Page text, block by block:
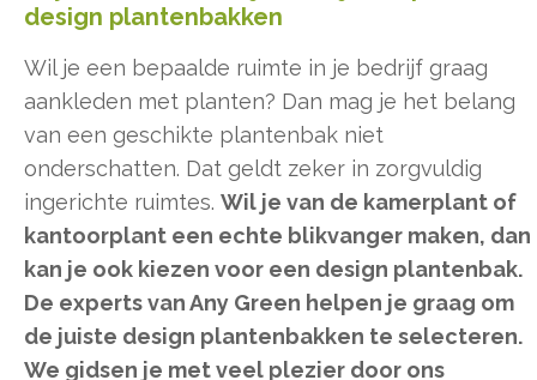
design plantenbakken
Wil je een bepaalde ruimte in je bedrijf graag
aankleden met planten? Dan mag je het belang
van een geschikte plantenbak niet
onderschatten. Dat geldt zeker in zorgvuldig
ingerichte ruimtes. Wil je van de kamerplant of
kantoorplant een echte blikvanger maken, dan
kan je ook kiezen voor een design plantenbak.
De experts van Any Green helpen je graag om
de juiste design plantenbakken te selecteren.
We gidsen je met veel plezier door ons